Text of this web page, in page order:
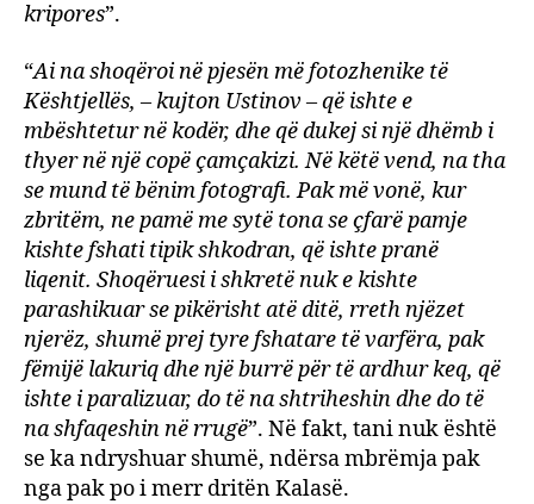
kripores”.
“Ai na shoqëroi në pjesën më fotozhenike të
Kështjellës, – kujton Ustinov – që ishte e
mbështetur në kodër, dhe që dukej si një dhëmb i
thyer në një copë çamçakizi. Në këtë vend, na tha
se mund të bënim fotografi. Pak më vonë, kur
zbritëm, ne pamë me sytë tona se çfarë pamje
kishte fshati tipik shkodran, që ishte pranë
liqenit. Shoqëruesi i shkretë nuk e kishte
parashikuar se pikërisht atë ditë, rreth njëzet
njerëz, shumë prej tyre fshatare të varfëra, pak
fëmijë lakuriq dhe një burrë për të ardhur keq, që
ishte i paralizuar, do të na shtriheshin dhe do të
na shfaqeshin në rrugë”. Në fakt, tani nuk është
se ka ndryshuar shumë, ndërsa mbrëmja pak
nga pak po i merr dritën Kalasë.